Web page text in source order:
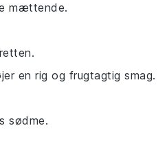
mættende.
en rig og frugtagtig smag.
sødme.